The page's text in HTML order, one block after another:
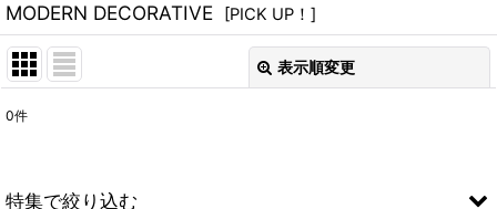
MODERN DECORATIVE [PICK UP！ ]
表示順変更
並び順:
0件
特集で絞り込む